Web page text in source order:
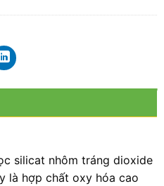
silicat nhôm tráng dioxide
là hợp chất oxy hóa cao